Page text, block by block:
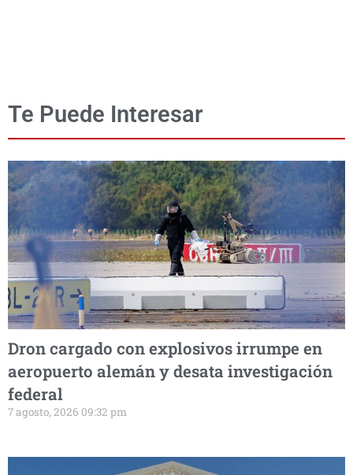
Te Puede Interesar
Dron cargado con explosivos irrumpe en
aeropuerto alemán y desata investigación
federal
7 agosto, 2026 09:32 pm